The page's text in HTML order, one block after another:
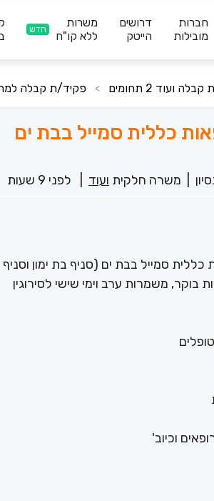
חברות
מובילות
דרושים
הייטק
משרות
ללא קו"ח
חדש
ועוד 2 תחומים > פקיד/ת קבלה
כללית סמייל בבת ים
משרה חלקית ועוד לפני 9 שעות
סמייל בבת ים (סניף בת ימון
משמרות ערב וימי שישי לסירוגין
וכיוב'